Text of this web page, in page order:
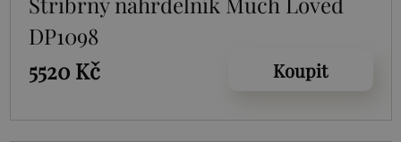
DP1098
5520 Kč
Koupit